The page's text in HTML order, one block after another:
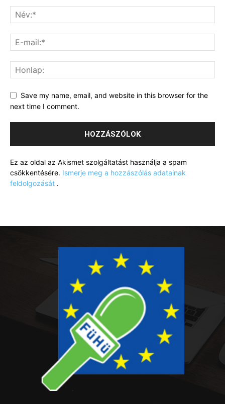
Save my name, email, and website in this browser for the
next time I comment.
Ez az oldal az Akismet szolgáltatást használja a spam
csökkentésére. Ismerje meg a hozzászólás adatainak
feldolgozását .